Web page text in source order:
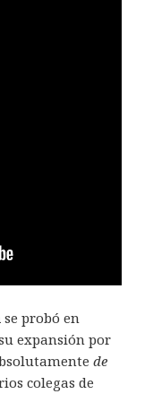
se probó en
expansión por
de
colegas de